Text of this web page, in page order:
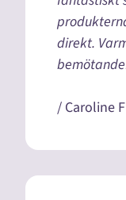
direkt.
/ Caroline